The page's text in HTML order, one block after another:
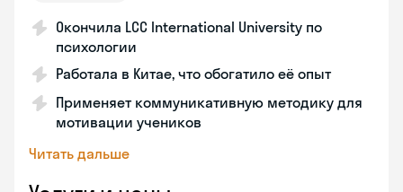
Окончила LCC International University по
психологии
Работала в Китае, что обогатило её опыт
Применяет коммуникативную методику для
мотивации учеников
Читать дальше